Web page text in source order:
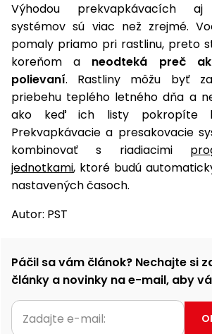
Výhodou prekvapkávacích aj
systémov sú viac než zrejmé.
pomaly priamo pri rastlinu, preto
koreňom a neodteká preč
polievaní. Rastliny môžu byť
priebehu teplého letného dňa a
ako keď ich listy pokropíte
Prekvapkávacie a presakovacie
kombinovať s riadiacimi
jednotkami, ktoré budú
nastavených časoch.
Autor: PST
Páčil sa vám článok? Nechajte si
články a novinky na e-mail, aby